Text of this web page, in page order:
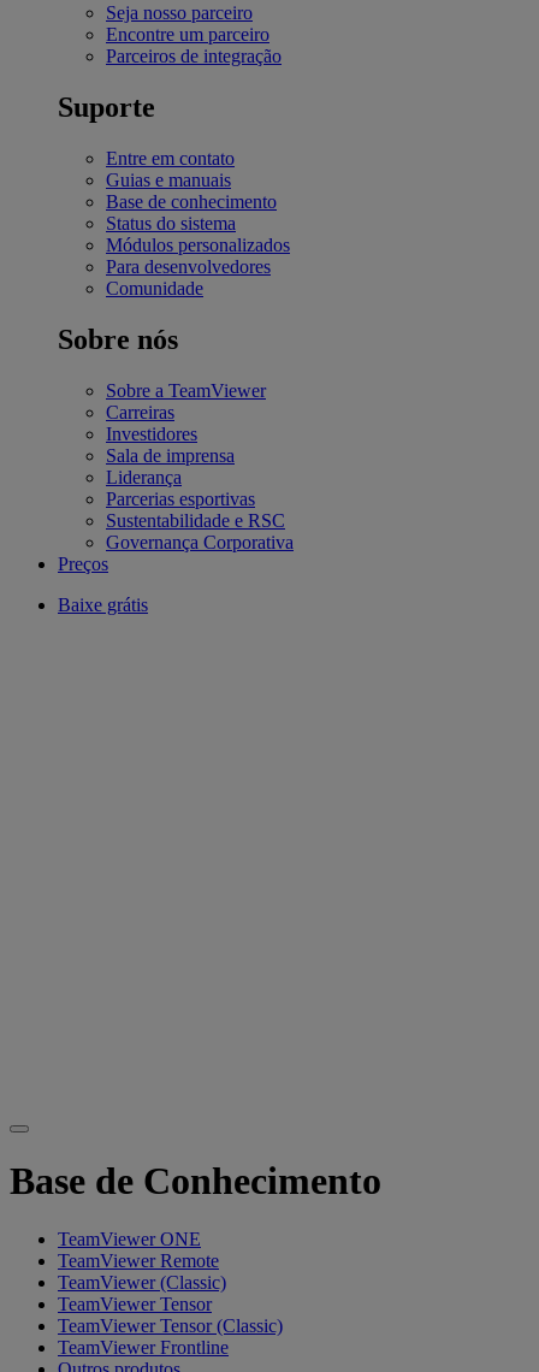
Seja nosso parceiro
Encontre um parceiro
Parceiros de integração
Suporte
Entre em contato
Guias e manuais
Base de conhecimento
Status do sistema
Módulos personalizados
Para desenvolvedores
Comunidade
Sobre nós
Sobre a TeamViewer
Carreiras
Investidores
Sala de imprensa
Liderança
Parcerias esportivas
Sustentabilidade e RSC
Governança Corporativa
Preços
Baixe grátis
Base de Conhecimento
TeamViewer ONE
TeamViewer Remote
TeamViewer (Classic)
TeamViewer Tensor
TeamViewer Tensor (Classic)
TeamViewer Frontline